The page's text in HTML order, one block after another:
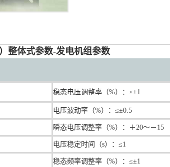
）整体式参数-发电机组参数
稳态电压调整率（%）：≤±1
电压波动率（%）：≤±0.5
瞬态电压调整率（%）：＋20～－15
电压稳定时间（s）：≤1
稳态频率调整率（%）：≤±1